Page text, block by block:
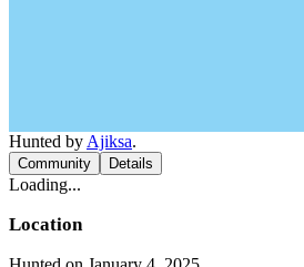
Hunted by Ajiksa.
Community Details
Loading...
Location